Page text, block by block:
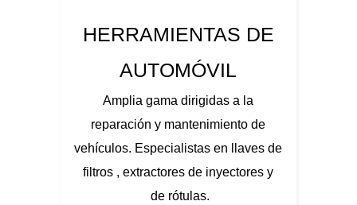
HERRAMIENTAS DE
AUTOMÓVIL
Amplia gama dirigidas a la
reparación y mantenimiento de
vehículos. Especialistas en llaves de
filtros , extractores de inyectores y
de rótulas.